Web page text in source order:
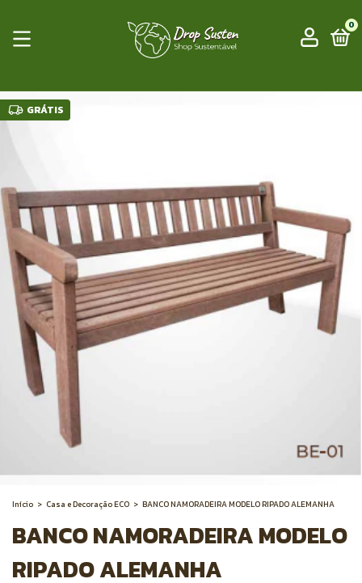
0
GRÁTIS
Início > Casa e Decoração ECO > BANCO NAMORADEIRA MODELO RIPADO ALEMANHA
BANCO NAMORADEIRA MODELO
RIPADO ALEMANHA